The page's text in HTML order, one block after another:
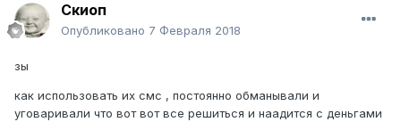
Скиоп
Опубликовано 7 Февраля 2018
зы
как использовать их смс , постоянно обманывали и
уговаривали что вот вот все решиться и наадится с деньгами